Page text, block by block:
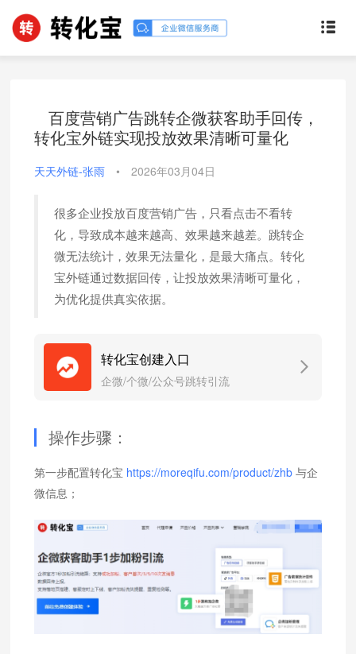
百度营销广告跳转企微获客助手回传，
转化宝外链实现投放效果清晰可量化
天天外链-张雨 • 2026年03月04日
很多企业投放百度营销广告，只看点击不看转
化，导致成本越来越高、效果越来越差。跳转企
微无法统计，效果无法量化，是最大痛点。转化
宝外链通过数据回传，让投放效果清晰可量化，
为优化提供真实依据。
转化宝创建入口
企微/个微/公众号跳转引流
操作步骤：
第一步配置转化宝 https://moreqifu.com/product/zhb 与企
微信息；